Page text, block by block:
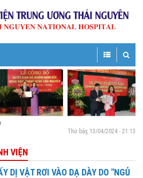
Toggle
Toggle
navigation
Thứ bảy, 13/04/2024 - 21:13
VIỆN
DỊ VẬT RƠI VÀO DẠ DÀY DO "NGỦ